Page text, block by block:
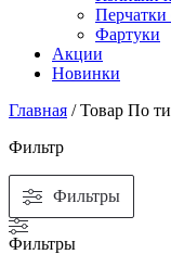
Перчатки
Фартуки
Акции
Новинки
Главная / Товар По
Фильтр
Фильтры
Фильтры